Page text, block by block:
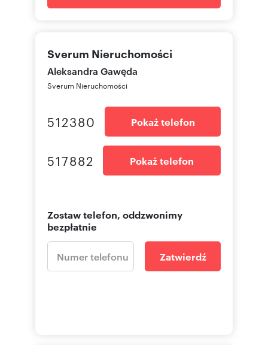
Sverum Nieruchomości
Aleksandra Gawęda
Sverum Nieruchomości
512380 Pokaż telefon
517882 Pokaż telefon
Zostaw telefon, oddzwonimy
bezpłatnie
Zatwierdź